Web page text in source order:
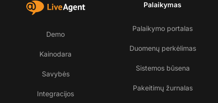
Demo
Kainodara
Savybės
Integracijos
Palaikymas
Palaikymo portalas
Duomenų perkėlimas
Sistemos būsena
Pakeitimų žurnalas